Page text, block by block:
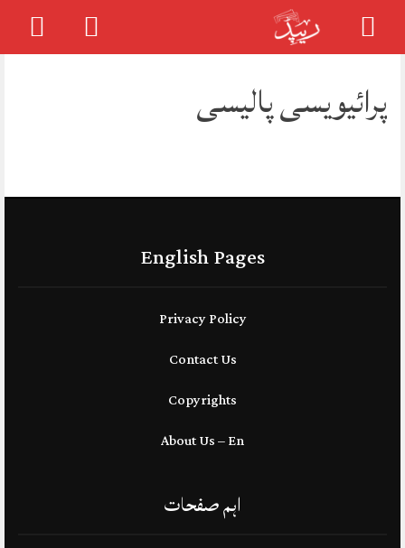
پرائیویسی پالیسی
English Pages
Privacy Policy
Contact Us
Copyrights
About Us – En
اہم صفحات